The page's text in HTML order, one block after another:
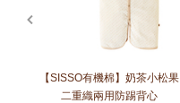
【SISSO有機棉】奶茶小松果
二重織兩用防踢背心